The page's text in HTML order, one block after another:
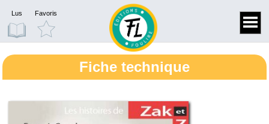
Lus Favoris
Fiche technique